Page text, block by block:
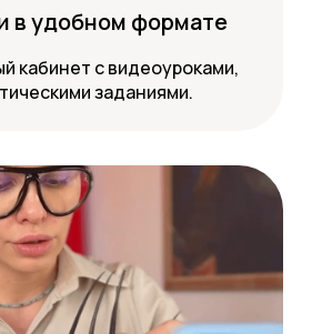
в удобном формате
кабинет с видеоуроками,
заданиями.